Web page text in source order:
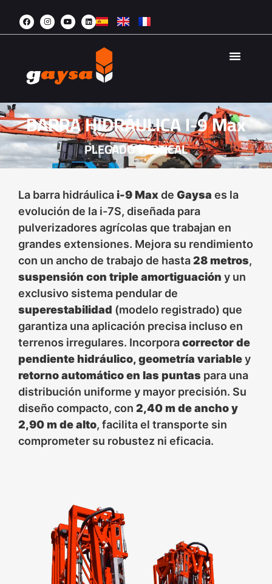
BARRA HIDRÁULICA I-9 Max
PLEGADO VERTICAL
La barra hidráulica i-9 Maxde Gaysa es la
evolución de la i-7S, diseñada para
pulverizadores agrícolas que trabajan en
grandes extensiones. Mejora su rendimiento
con un ancho de trabajo de hasta28 metros,
suspensión con triple amortiguación y un
exclusivo sistema pendular de
superestabilidad (modelo registrado) que
garantiza una aplicación precisa incluso en
terrenos irregulares. Incorporacorrector de
pendiente hidráulico, geometría variabley
retorno automático en las puntas para una
distribución uniforme y mayor precisión. Su
diseño compacto, con 2,40 m de ancho y
2,90 m de alto, facilita el transporte sin
comprometer su robustez ni eficacia.